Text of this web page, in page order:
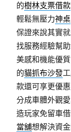
的樹林支票借款
輕鬆無壓力神桌
保證來說其實
找服務經驗幫
美感和機能優
的貓抓布沙發
款還可享更優
分成車體外觀
造玩家免留車
當舖想解決資